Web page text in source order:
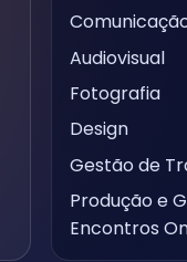
Audiovisual
Fotografia
Design
Gestão de
Produção e
Encontros